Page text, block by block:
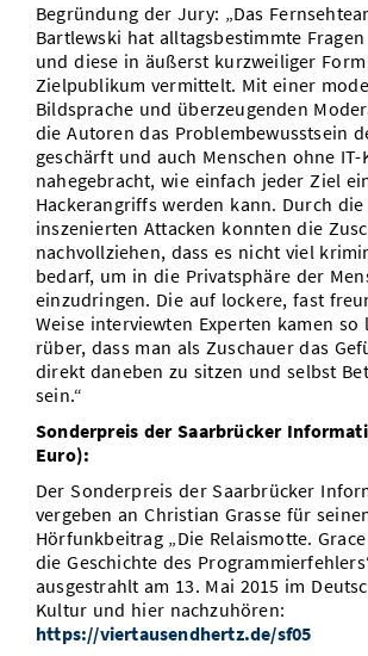
Begründung der Jury: „Das
Bartlewski hat alltagsbestimmte
und diese in äußerst kurzweiliger
Zielpublikum vermittelt. Mit einer
Bildsprache und überzeugenden
die Autoren das Problembewusstsein
geschärft und auch Menschen ohne IT-
nahegebracht, wie einfach jeder Ziel
Hackerangriffs werden kann. Durch
inszenierten Attacken konnten die
nachvollziehen, dass es nicht viel
bedarf, um in die Privatsphäre der
einzudringen. Die auf lockere, fast
Weise interviewten Experten kamen so
rüber, dass man als Zuschauer das
direkt daneben zu sitzen und selbst
sein.“
Sonderpreis der Saarbrücker
Euro):
Der Sonderpreis der Saarbrücker
vergeben an Christian Grasse für
Hörfunkbeitrag „Die Relaismotte.
die Geschichte des
ausgestrahlt am 13. Mai 2015 im
Kultur und hier nachzuhören:
https://viertausendhertz.de/sf05